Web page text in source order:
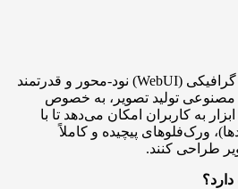
یک رابط کاربری گرافیکی (WebUI) نود-محور و قدرتمند
تولید تصویر، به خصوص
به کاربران امکان می‌دهد تا با
ورک‌فلوهای پیچیده و کاملاً
طراحی کنند.